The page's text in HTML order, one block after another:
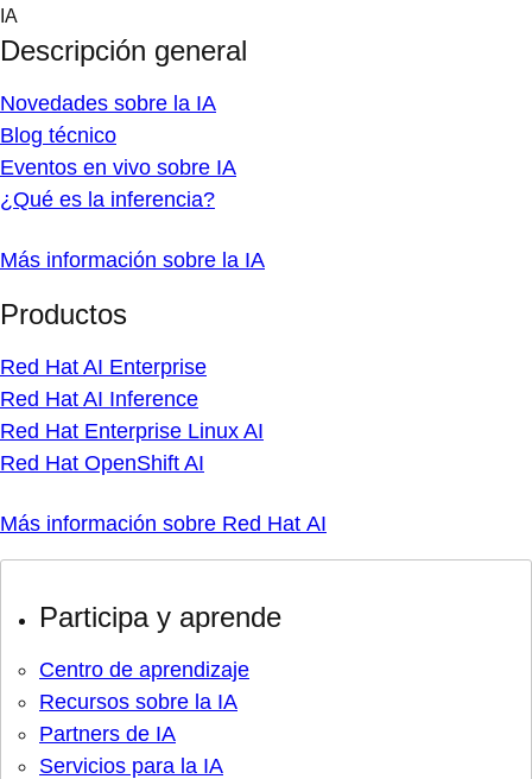
Skip
content
IA
Descripción general
Novedades sobre la IA
Blog técnico
Eventos en vivo sobre IA
¿Qué es la inferencia?
Más información sobre la IA
Productos
Red Hat AI Enterprise
Red Hat AI Inference
Red Hat Enterprise Linux AI
Red Hat OpenShift AI
Más información sobre Red Hat AI
Participa y aprende
Centro de aprendizaje
Recursos sobre la IA
Partners de IA
Servicios para la IA